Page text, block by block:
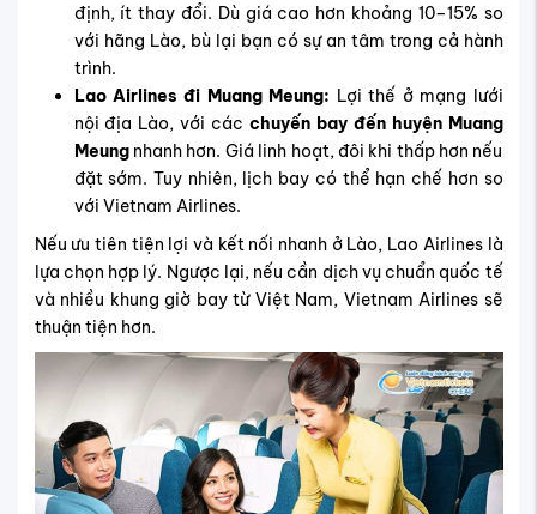
định, ít thay đổi. Dù giá cao hơn khoảng 10–15% so
với hãng Lào, bù lại bạn có sự an tâm trong cả hành
trình.
Lao Airlines đi Muang Meung: Lợi thế ở mạng lưới
nội địa Lào, với các chuyến bay đến huyện Muang
Meungnhanh hơn. Giá linh hoạt, đôi khi thấp hơn nếu
đặt sớm. Tuy nhiên, lịch bay có thể hạn chế hơn so
với Vietnam Airlines.
Nếu ưu tiên tiện lợi và kết nối nhanh ở Lào, Lao Airlines là
lựa chọn hợp lý. Ngược lại, nếu cần dịch vụ chuẩn quốc tế
và nhiều khung giờ bay từ Việt Nam, Vietnam Airlines sẽ
thuận tiện hơn.